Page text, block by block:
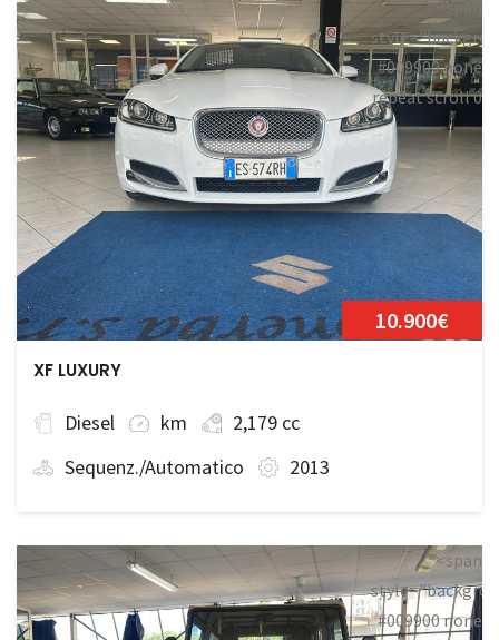
<span
#009900 none
repeat scroll 0
10.900€
XF LUXURY
Diesel km
2,179 cc
Sequenz./Automatico
2013
<span
#009900 none